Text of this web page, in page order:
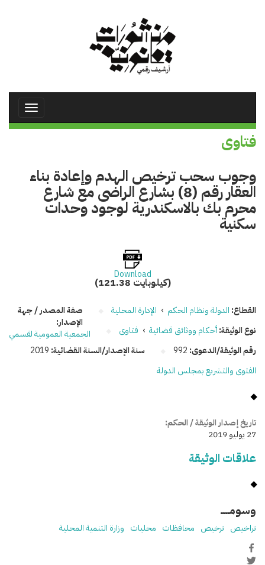
Toggle
فتاوى
وجوب سحب ترخيص الهدم وإعادة بناء
العقار رقم (8) بشارع الراضى مع شارع
محرم بك بالاسكندرية لوجود وحدات
سكنية
Download
(121.38 كيلوبايت)
القطاع: الدولة ونظام الحكم › الإدارة المحلية
نوع الوثيقة:أحكام ووثائق قضائية › فتاوى
رقم الوثيقة/الدعوى: 992 سنة الإصدار/السنة القضائية: 2019
صفة المصدر / جهة
الإصدار:
الجمعية العمومية لقسمي
الفتوى والتشريع بمجلس الدولة
تاريخ إصدار الوثيقة / الحكم:
27 يوليو 2019
علاقات الوثيقة
وسومـــــ
تراخيص ترخيص محافظات محليات وزارة التنمية المحلية